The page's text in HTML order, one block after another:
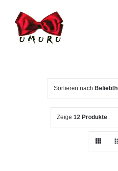
Inhalt
springen
Sortieren nach
Zeige 12 Produkte